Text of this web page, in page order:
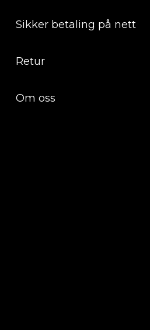
Sikker betaling på nett
Retur
Om oss